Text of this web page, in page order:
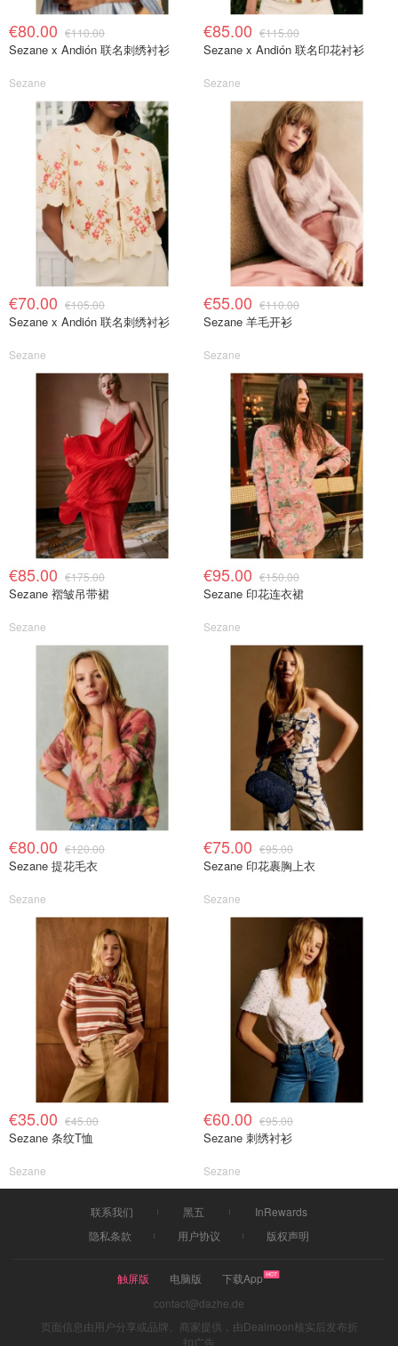
€80.00 €110.00
Sezane x Andión 联名刺绣衬衫
Sezane
€85.00 €115.00
Sezane x Andión 联名印花衬衫
Sezane
€70.00 €105.00
Sezane x Andión 联名刺绣衬衫
Sezane
€55.00 €110.00
Sezane 羊毛开衫
Sezane
€85.00 €175.00
Sezane 褶皱吊带裙
Sezane
€95.00 €150.00
Sezane 印花连衣裙
Sezane
€80.00 €120.00
Sezane 提花毛衣
Sezane
€75.00 €95.00
Sezane 印花裹胸上衣
Sezane
€35.00 €45.00
Sezane 条纹T恤
Sezane
€60.00 €95.00
Sezane 刺绣衬衫
Sezane
联系我们 黑五
InRewards
隐私条款
用户协议 版权声明
触屏版 电脑版
下载App
contact@dazhe.de
页面信息由用户分享或品牌、商家提供，由Dealmoon核实后发布折
扣广告